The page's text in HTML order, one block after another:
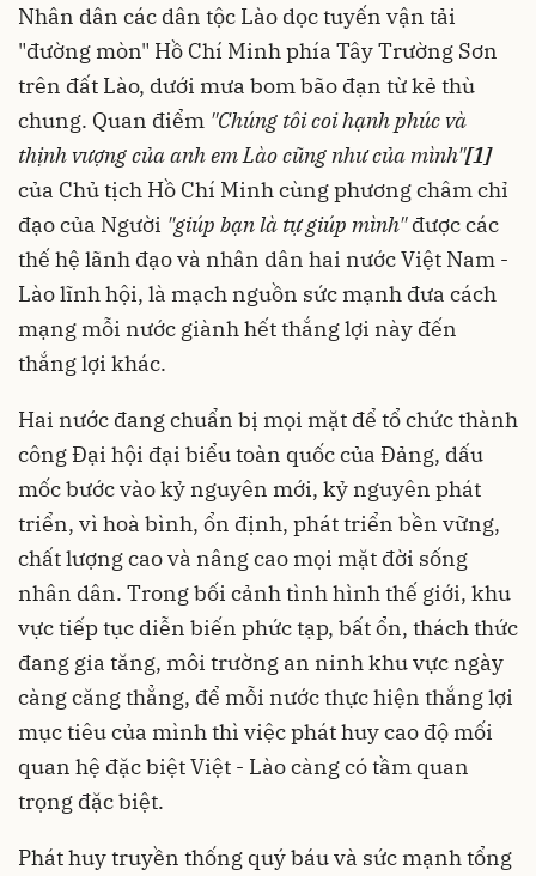
Nhân dân các dân tộc Lào dọc tuyến vận tải
"đường mòn" Hồ Chí Minh phía Tây Trường Sơn
trên đất Lào, dưới mưa bom bão đạn từ kẻ thù
chung. Quan điểm "Chúng tôi coi hạnh phúc và
thịnh vượng của anh em Lào cũng như của mình"[1]
của Chủ tịch Hồ Chí Minh cùng phương châm chỉ
đạo của Người "giúp bạn là tự giúp mình"được các
thế hệ lãnh đạo và nhân dân hai nước Việt Nam -
Lào lĩnh hội, là mạch nguồn sức mạnh đưa cách
mạng mỗi nước giành hết thắng lợi này đến
thắng lợi khác.
Hai nước đang chuẩn bị mọi mặt để tổ chức thành
công Đại hội đại biểu toàn quốc của Đảng, dấu
mốc bước vào kỷ nguyên mới, kỷ nguyên phát
triển, vì hoà bình, ổn định, phát triển bền vững,
chất lượng cao và nâng cao mọi mặt đời sống
nhân dân. Trong bối cảnh tình hình thế giới, khu
vực tiếp tục diễn biến phức tạp, bất ổn, thách thức
đang gia tăng, môi trường an ninh khu vực ngày
càng căng thẳng, để mỗi nước thực hiện thắng lợi
mục tiêu của mình thì việc phát huy cao độ mối
quan hệ đặc biệt Việt - Lào càng có tầm quan
trọng đặc biệt.
Phát huy truyền thống quý báu và sức mạnh tổng